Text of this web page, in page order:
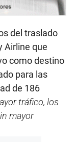
del traslado
Airline que
como destino
para las
de 186
tráfico, los
mayor